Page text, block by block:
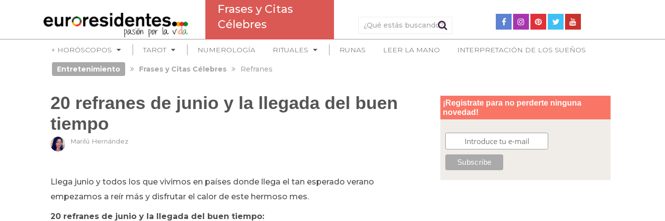
Frases y Citas
Célebres
+ HORÓSCOPOS TAROT NUMEROLOGÍA RITUALES RUNAS LEER LA MANO INTERPRETACIÓN DE LOS SUEÑOS
Entretenimiento Frases y Citas Célebres Refranes
20 refranes de junio y la llegada del buen
tiempo
Marilú Hernández
Llega junio y todos los que vivimos en países donde llega el tan esperado verano
empezamos a reír más y disfrutar el calor de este hermoso mes.
20 refranes de junio y la llegada del buen tiempo: